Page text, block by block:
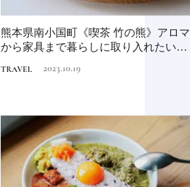
熊本県南小国町《喫茶 竹の熊》アロマ
から家具まで暮らしに取り入れたい小
TRAVEL 2023.10.19